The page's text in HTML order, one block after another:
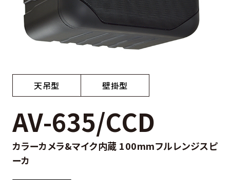
天吊型 壁掛型
AV-635/CCD
カラーカメラ&マイク内蔵 100mmフルレンジスピ
ーカ